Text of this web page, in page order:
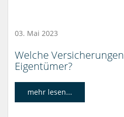
03. Mai 2023
Welche
Eigentümer?
mehr lesen...